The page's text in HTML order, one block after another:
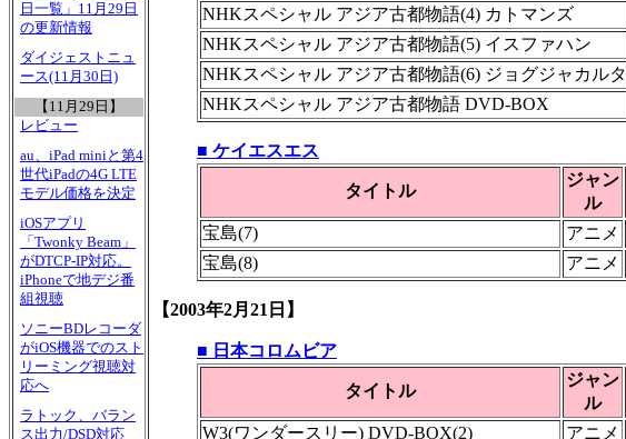
日一覧」11月29日
の更新情報
ダイジェストニュ
ース(11月30日)
【11月29日】
レビュー
au、iPad miniと第4
世代iPadの4G LTE
モデル価格を決定
iOSアプリ
「Twonky Beam」
がDTCP-IP対応。
iPhoneで地デジ番
組視聴
ソニーBDレコーダ
がiOS機器でのスト
リーミング視聴対
応へ
ラトック、バラン
ス出力/DSD対応
NHKスペシャル アジア古都物語(4) カトマンズ
NHKスペシャル アジア古都物語(5) イスファハン
NHKスペシャル アジア古都物語(6) ジョグジャカルタ
NHKスペシャル アジア古都物語 DVD-BOX
■ ケイエスエス
タイトル
ジャン
ル
宝島(7) アニメ
宝島(8)
アニメ
【2003年2月21日】
■ 日本コロムビア
タイトル
ジャン
ル
W3(ワンダースリー) DVD-BOX(2) アニメ